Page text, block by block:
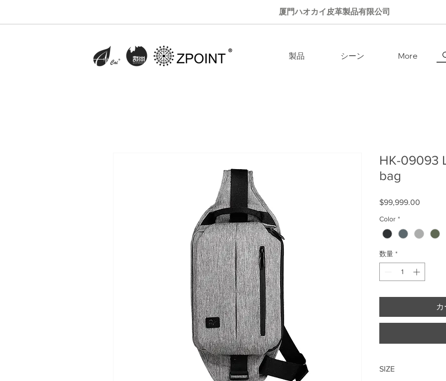
厦門ハオカイ皮革製品有限公司
製品 シーン More
HK-09093
bag
$99,999.00
Color *
数量 *
SIZE